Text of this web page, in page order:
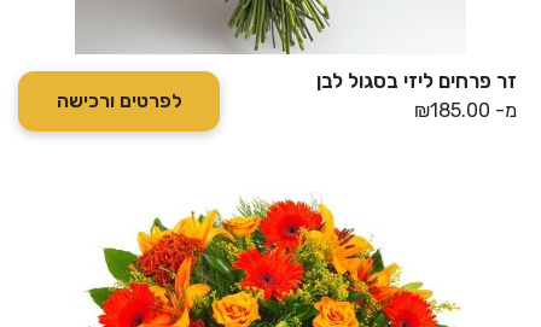
זר פרחים ליזי בסגול לבן
מ- ₪185.00 לפרטים ורכישה